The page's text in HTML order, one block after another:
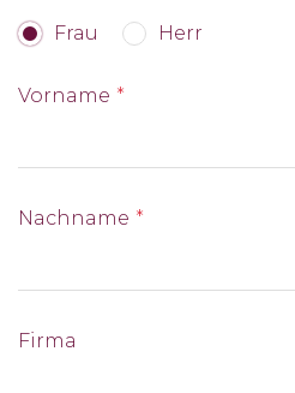
Frau Herr
Vorname
Nachname
Firma